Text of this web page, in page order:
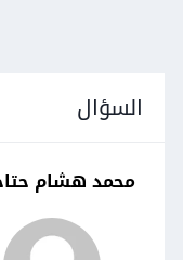
السؤال
محمد هشام